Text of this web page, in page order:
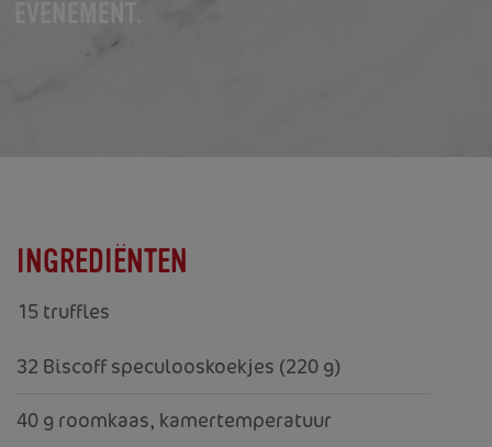
INGREDIËNTEN
15 truffles
32 Biscoff speculooskoekjes (220 g)
40 g roomkaas, kamertemperatuur